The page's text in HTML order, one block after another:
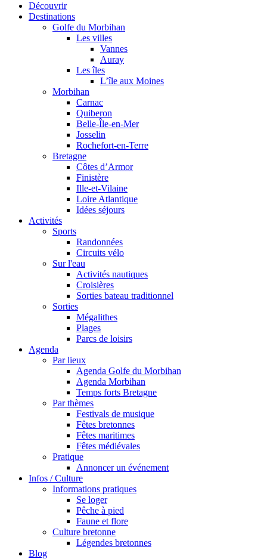
Découvrir
Destinations
Golfe du Morbihan
Les villes
Vannes
Auray
Les îles
L’île aux Moines
Morbihan
Carnac
Quiberon
Belle-Île-en-Mer
Josselin
Rochefort-en-Terre
Bretagne
Côtes d’Armor
Finistère
Ille-et-Vilaine
Loire Atlantique
Idées séjours
Activités
Sports
Randonnées
Circuits vélo
Sur l'eau
Activités nautiques
Croisières
Sorties bateau traditionnel
Sorties
Mégalithes
Plages
Parcs de loisirs
Agenda
Par lieux
Agenda Golfe du Morbihan
Agenda Morbihan
Temps forts Bretagne
Par thèmes
Festivals de musique
Fêtes bretonnes
Fêtes maritimes
Fêtes médiévales
Pratique
Annoncer un événement
Infos / Culture
Informations pratiques
Se loger
Pêche à pied
Faune et flore
Culture bretonne
Légendes bretonnes
Blog